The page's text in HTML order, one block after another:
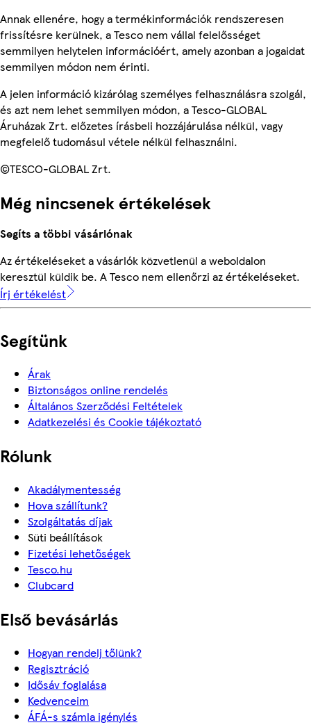
Annak ellenére, hogy a termékinformációk rendszeresen
frissítésre kerülnek, a Tesco nem vállal felelősséget
semmilyen helytelen információért, amely azonban a jogaidat
semmilyen módon nem érinti.
A jelen információ kizárólag személyes felhasználásra szolgál,
és azt nem lehet semmilyen módon, a Tesco-GLOBAL
Áruházak Zrt. előzetes írásbeli hozzájárulása nélkül, vagy
megfelelő tudomásul vétele nélkül felhasználni.
©TESCO-GLOBAL Zrt.
Még nincsenek értékelések
Segíts a többi vásárlónak
Az értékeléseket a vásárlók közvetlenül a weboldalon
keresztül küldik be. A Tesco nem ellenőrzi az értékeléseket.
Írj értékelést
Segítünk
Árak
Biztonságos online rendelés
Általános Szerződési Feltételek
Adatkezelési és Cookie tájékoztató
Rólunk
Akadálymentesség
Hova szállítunk?
Szolgáltatás díjak
Süti beállítások
Fizetési lehetőségek
Tesco.hu
Clubcard
Első bevásárlás
Hogyan rendelj tőlünk?
Regisztráció
Idősáv foglalása
Kedvenceim
ÁFÁ-s számla igénylés